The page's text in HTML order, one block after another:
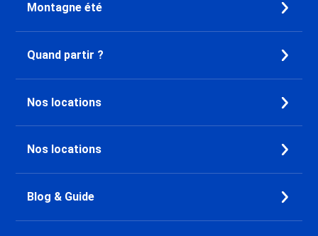
Montagne été
Quand partir ?
Nos locations
Nos locations
Blog & Guide